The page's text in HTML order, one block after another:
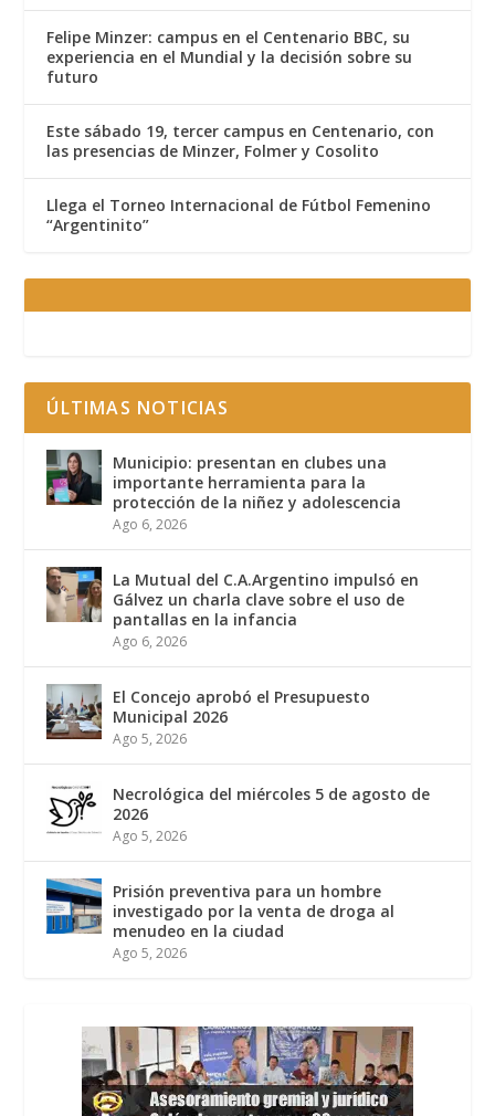
Felipe Minzer: campus en el Centenario BBC, su
experiencia en el Mundial y la decisión sobre su
futuro
Este sábado 19, tercer campus en Centenario, con
las presencias de Minzer, Folmer y Cosolito
Llega el Torneo Internacional de Fútbol Femenino
“Argentinito”
ÚLTIMAS NOTICIAS
Municipio: presentan en clubes una
importante herramienta para la
protección de la niñez y adolescencia
Ago 6, 2026
La Mutual del C.A.Argentino impulsó en
Gálvez un charla clave sobre el uso de
pantallas en la infancia
Ago 6, 2026
El Concejo aprobó el Presupuesto
Municipal 2026
Ago 5, 2026
Necrológica del miércoles 5 de agosto de
2026
Ago 5, 2026
Prisión preventiva para un hombre
investigado por la venta de droga al
menudeo en la ciudad
Ago 5, 2026